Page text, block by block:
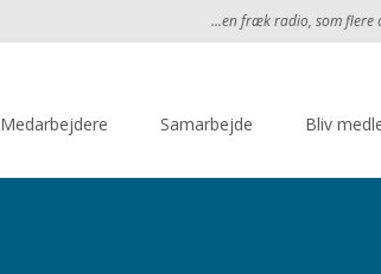
...en fræk radio, som flere
Medarbejdere Samarbejde Bliv